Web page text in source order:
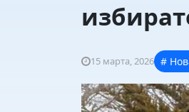
15 марта, 2026 #